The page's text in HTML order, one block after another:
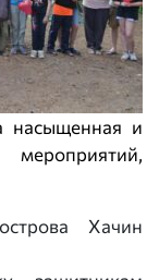
насыщенная и
Хачин